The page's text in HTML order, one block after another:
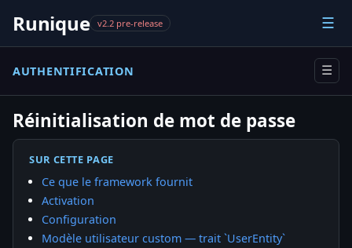
Runique v2.2 pre-release ☰
AUTHENTIFICATION ☰
Réinitialisation de mot de passe
SUR CETTE PAGE
Ce que le framework fournit
Activation
Configuration
Modèle utilisateur custom — trait `UserEntity`